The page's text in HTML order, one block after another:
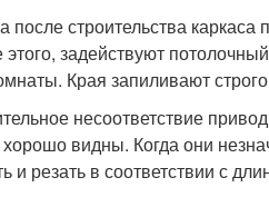
строительства каркаса
задействуют
Края запиливают
несоответствие
видны. Когда они
и резать в соответствии с